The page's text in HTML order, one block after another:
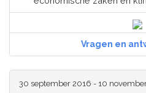
Vragen en
30 september 2016 - 10